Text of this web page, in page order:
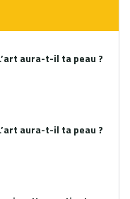
aura-t-il ta peau ?
aura-t-il ta peau ?